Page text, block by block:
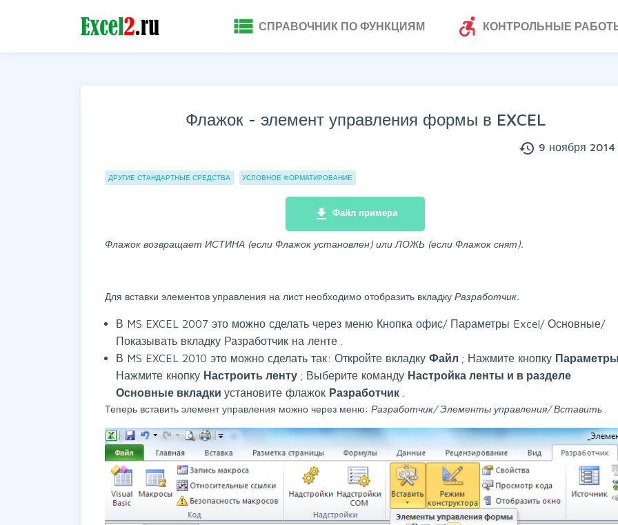
view_list СПРАВОЧНИК ПО ФУНКЦИЯМ accessible_forward КОНТРОЛЬНЫЕ
Флажок - элемент управления формы в EXCEL
history 9 ноября 2014
Группы статей
ДРУГИЕ СТАНДАРТНЫЕ СРЕДСТВА УСЛОВНОЕ ФОРМАТИРОВАНИЕ
file_download Файл примера
Флажок возвращает ИСТИНА (если Флажок установлен) или ЛОЖЬ (если Флажок снят).
Для вставки элементов управления на лист необходимо отобразить вкладку Разработчик.
В MS EXCEL 2007 это можно сделать через меню Кнопка офис/ Параметры Excel/ Основные/
Показывать вкладку Разработчик на ленте
В MS EXCEL 2010 это можно сделать так: Откройте вкладку Файл ; Нажмите кнопку
Нажмите кнопку Настроить ленту ; Выберите команду Настройка ленты и в разделе
Основные вкладки установите флажок Разработчик
Теперь вставить элемент управления можно через меню: Разработчик/ Элементы управления/ Вставить